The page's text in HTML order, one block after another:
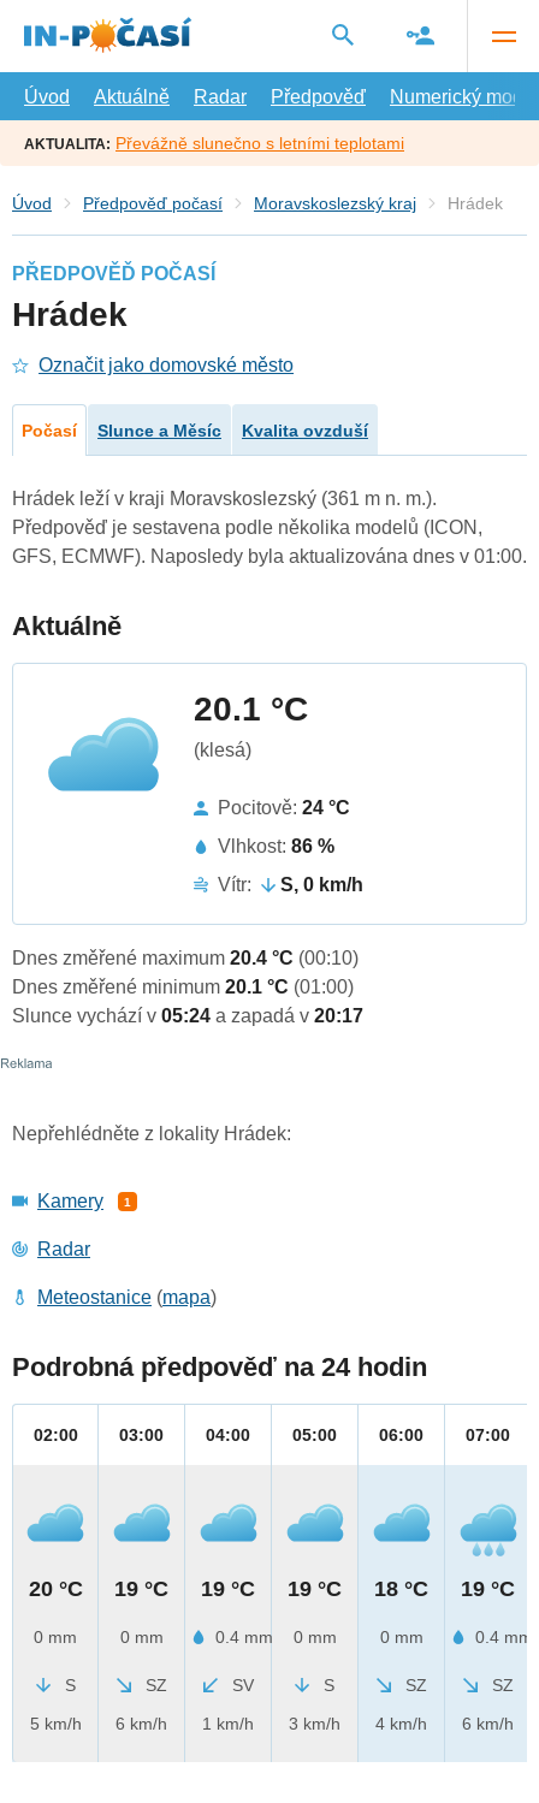
hlavní
Úvod
Aktuálně Radar Předpověď Numerický model
AKTUALITA: Převážně slunečno s letními teplotami
Úvod Předpověď počasí Moravskoslezský kraj Hrádek
PŘEDPOVĚĎ POČASÍ
Hrádek
Označit jako domovské město
Počasí Slunce a Měsíc Kvalita ovzduší
Hrádek leží v kraji Moravskoslezský (361 m n. m.).
Předpověď je sestavena podle několika modelů (ICON,
GFS, ECMWF). Naposledy byla aktualizována dnes v 01:00.
Aktuálně
20.1 °C
(klesá)
Pocitově: 24 °C
Vlhkost: 86 %
Vítr:
S, 0 km/h
Dnes změřené maximum 20.4 °C (00:10)
Dnes změřené minimum 20.1 °C (01:00)
Slunce vychází v 05:24 a zapadá v 20:17
Nepřehlédněte z lokality Hrádek:
Kamery 1
Radar
Meteostanice (mapa)
Podrobná předpověď na 24 hodin
02:00
20 °C
0 mm
S
5 km/h
03:00
19 °C
0 mm
SZ
6 km/h
04:00
19 °C
0.4 mm
SV
1 km/h
05:00
19 °C
0 mm
S
3 km/h
06:00
18 °C
0 mm
SZ
4 km/h
07:00
19 °C
0.4 mm
SZ
6 km/h